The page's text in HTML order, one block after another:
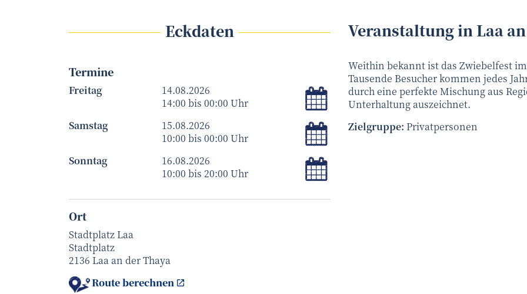
Eckdaten
Termine
Freitag
14.08.2026
14:00 bis 00:00 Uhr
in Kalender speichern
Samstag
15.08.2026
10:00 bis 00:00 Uhr
in Kalender speichern
Sonntag
16.08.2026
10:00 bis 20:00 Uhr
Ort
Stadtplatz Laa
Stadtplatz
2136 Laa an der Thaya
Route berechnen
Veranstaltungin Laa
Weithin bekannt ist das Zwiebelfest
Tausende Besucher kommen jedes
durch eine perfekte Mischung aus
Unterhaltung auszeichnet.
Zielgruppe: Privatpersonen